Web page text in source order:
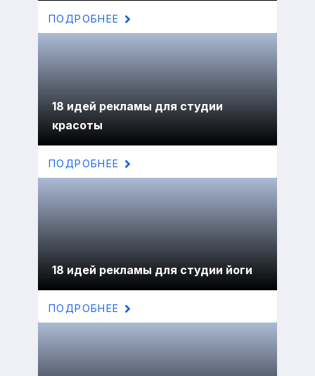
ПОДРОБНЕЕ
18 идей рекламы для студии
красоты
ПОДРОБНЕЕ
18 идей рекламы для студии йоги
ПОДРОБНЕЕ